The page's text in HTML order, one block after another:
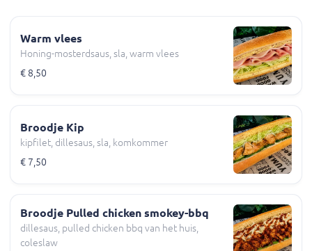
Warm vlees
Honing-mosterdsaus, sla, warm vlees
€ 8,50
Broodje Kip
kipfilet, dillesaus, sla, komkommer
€ 7,50
Broodje Pulled chicken smokey-bbq
dillesaus, pulled chicken bbq van het huis,
coleslaw